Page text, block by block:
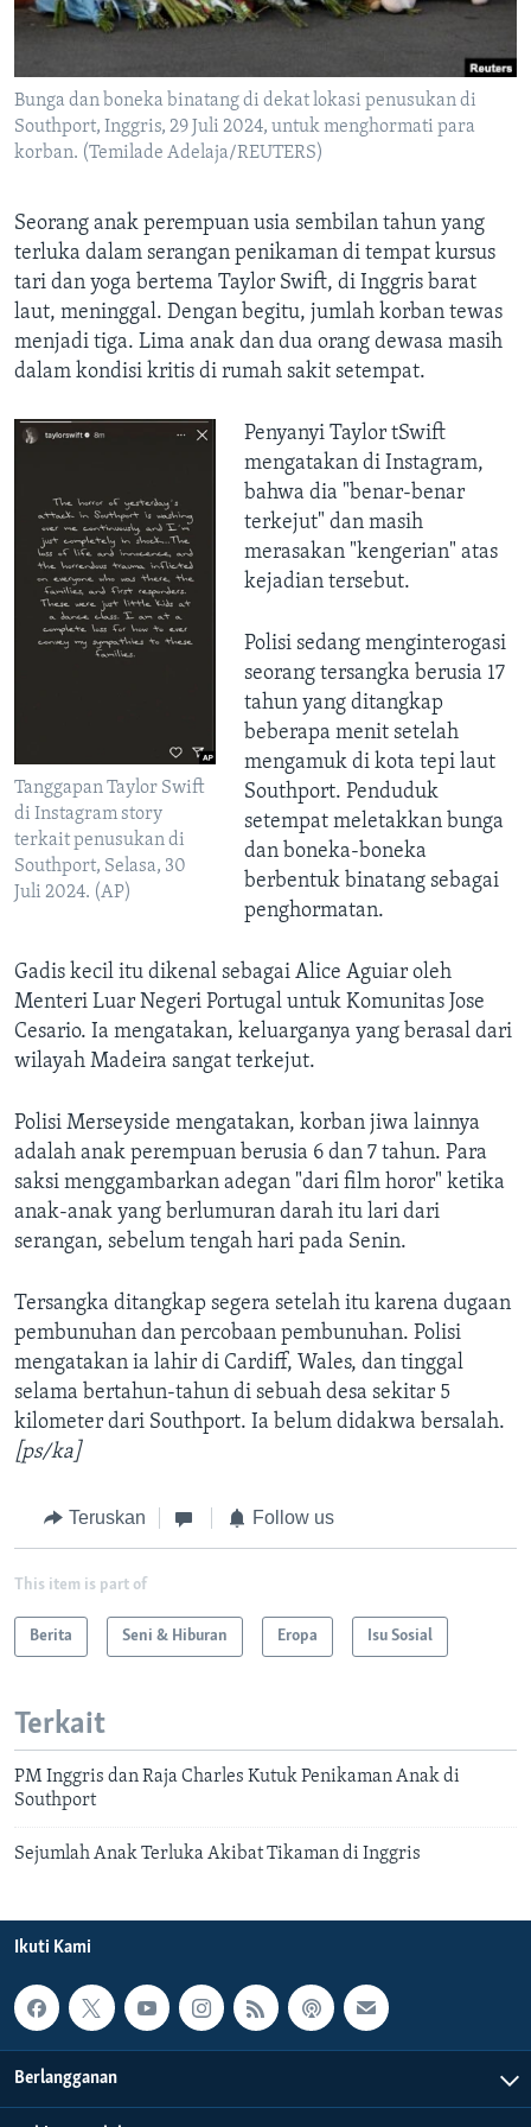
Bunga dan boneka binatang di dekat lokasi penusukan di
Southport, Inggris, 29 Juli 2024, untuk menghormati para
korban. (Temilade Adelaja/REUTERS)
Seorang anak perempuan usia sembilan tahun yang
terluka dalam serangan penikaman di tempat kursus
tari dan yoga bertema Taylor Swift, di Inggris barat
laut, meninggal. Dengan begitu, jumlah korban tewas
menjadi tiga. Lima anak dan dua orang dewasa masih
dalam kondisi kritis di rumah sakit setempat.
Tanggapan Taylor Swift
di Instagram story
terkait penusukan di
Southport, Selasa, 30
Juli 2024. (AP)
Penyanyi Taylor tSwift
mengatakan di Instagram,
bahwa dia "benar-benar
terkejut" dan masih
merasakan "kengerian" atas
kejadian tersebut.
Polisi sedang menginterogasi
seorang tersangka berusia 17
tahun yang ditangkap
beberapa menit setelah
mengamuk di kota tepi laut
Southport. Penduduk
setempat meletakkan bunga
dan boneka-boneka
berbentuk binatang sebagai
penghormatan.
Gadis kecil itu dikenal sebagai Alice Aguiar oleh
Menteri Luar Negeri Portugal untuk Komunitas Jose
Cesario. Ia mengatakan, keluarganya yang berasal dari
wilayah Madeira sangat terkejut.
Polisi Merseyside mengatakan, korban jiwa lainnya
adalah anak perempuan berusia 6 dan 7 tahun. Para
saksi menggambarkan adegan "dari film horor" ketika
anak-anak yang berlumuran darah itu lari dari
serangan, sebelum tengah hari pada Senin.
Tersangka ditangkap segera setelah itu karena dugaan
pembunuhan dan percobaan pembunuhan. Polisi
mengatakan ia lahir di Cardiff, Wales, dan tinggal
selama bertahun-tahun di sebuah desa sekitar 5
kilometer dari Southport. Ia belum didakwa bersalah.
[ps/ka]
Teruskan Follow us
This item is part of
Berita Seni & Hiburan Eropa Isu Sosial
Terkait
PM Inggris dan Raja Charles Kutuk Penikaman Anak di
Southport
Sejumlah Anak Terluka Akibat Tikaman di Inggris
Ikuti Kami
Berlangganan